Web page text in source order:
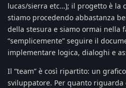
lucas/sierra etc…); il progetto è la
stiamo procedendo abbastanza
della stesura e siamo ormai nella
“semplicemente” seguire il
implementare logica, dialoghi e
Il “team” è così ripartito: un
sviluppatore. Per quanto riguarda